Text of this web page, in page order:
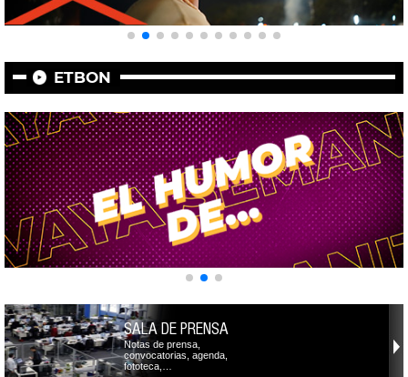
ETBON
SALA DE PRENSA
Notas de prensa,
convocatorias, agenda,
fototeca,…